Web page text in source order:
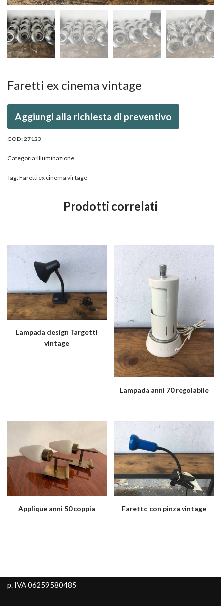
Faretti ex cinema vintage
Aggiungi alla richiesta di preventivo
COD:27123
Categoria:Illuminazione
Tag:Faretti ex cinema vintage
Prodotti correlati
Lampada design Targetti
vintage
Lampada anni 70 regolabile
Applique anni 50 coppia Faretto con pinza vintage
p. IVA 06259580485